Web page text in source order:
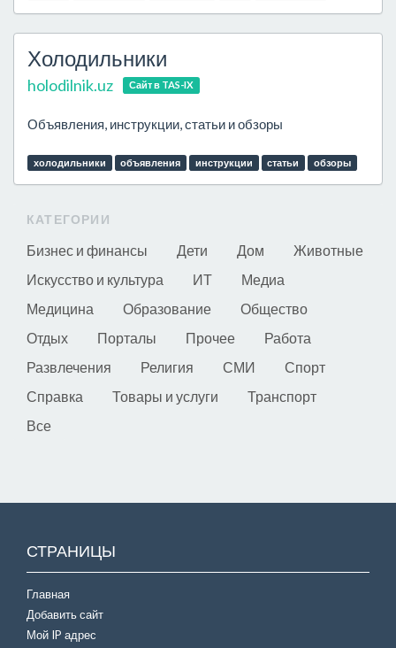
Холодильники
holodilnik.uz Сайт в TAS-IX
Объявления, инструкции, статьи и обзоры
холодильники объявления инструкции статьи обзоры
КАТЕГОРИИ
Бизнес и финансы Дети Дом
Животные
Искусство и культура
ИТ
Медиа
Медицина
Образование
Общество
Отдых
Порталы Прочее
Работа
Развлечения
Религия СМИ
Спорт
Справка
Товары и услуги
Транспорт
Все
СТРАНИЦЫ
Главная
Добавить сайт
Мой IP адрес